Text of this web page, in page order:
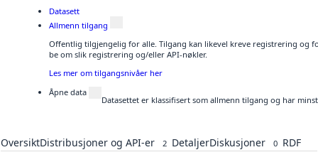
Datasett
Allmenn tilgang
Offentlig tilgjengelig for alle. Tilgang kan likevel kreve registrering og
be om slik registrering og/eller API-nøkler.
Les mer om tilgangsnivåer her
Åpne data
Datasettet er klassifisert som allmenn tilgang og har
OversiktDistribusjoner og API-er 2 DetaljerDiskusjoner 0 RDF